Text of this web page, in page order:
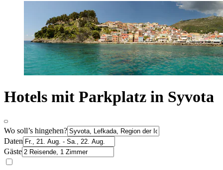
Hotels mit Parkplatz in Syvota
Wo soll’s hingehen?
Daten
Gäste